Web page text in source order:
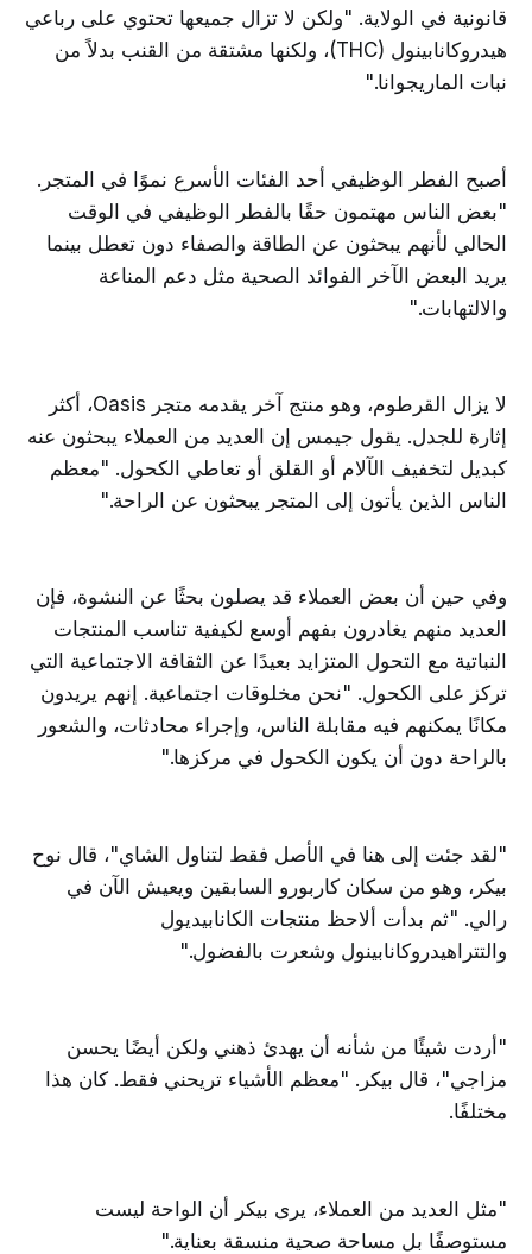
قانونية في الولاية. "ولكن لا تزال جميعها تحتوي على رباعي
هيدروكانابينول (THC)، ولكنها مشتقة من القنب بدلاً من
نبات الماريجوانا."
أصبح الفطر الوظيفي أحد الفئات الأسرع نموًا في المتجر.
"بعض الناس مهتمون حقًا بالفطر الوظيفي في الوقت
الحالي لأنهم يبحثون عن الطاقة والصفاء دون تعطل بينما
يريد البعض الآخر الفوائد الصحية مثل دعم المناعة
والالتهابات."
لا يزال القرطوم، وهو منتج آخر يقدمه متجر Oasis، أكثر
إثارة للجدل. يقول جيمس إن العديد من العملاء يبحثون عنه
كبديل لتخفيف الآلام أو القلق أو تعاطي الكحول. "معظم
الناس الذين يأتون إلى المتجر يبحثون عن الراحة."
وفي حين أن بعض العملاء قد يصلون بحثًا عن النشوة، فإن
العديد منهم يغادرون بفهم أوسع لكيفية تناسب المنتجات
النباتية مع التحول المتزايد بعيدًا عن الثقافة الاجتماعية التي
تركز على الكحول. "نحن مخلوقات اجتماعية. إنهم يريدون
مكانًا يمكنهم فيه مقابلة الناس، وإجراء محادثات، والشعور
بالراحة دون أن يكون الكحول في مركزها."
"لقد جئت إلى هنا في الأصل فقط لتناول الشاي"، قال نوح
بيكر، وهو من سكان كاربورو السابقين ويعيش الآن في
رالي. "ثم بدأت ألاحظ منتجات الكانابيديول
والتتراهيدروكانابينول وشعرت بالفضول."
"أردت شيئًا من شأنه أن يهدئ ذهني ولكن أيضًا يحسن
مزاجي"، قال بيكر. "معظم الأشياء تريحني فقط. كان هذا
مختلفًا.
"مثل العديد من العملاء، يرى بيكر أن الواحة ليست
مستوصفًا بل مساحة صحية منسقة بعناية."